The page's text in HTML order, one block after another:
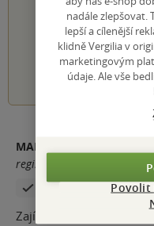
Hodnocení
1 2
MARTA
registrovaný uživatel
Zakoupil produkt
Zajímavé čtení,mám
nadále zlepšovat.
lepší a cílenější
klidně Vergilia v
marketingovým
údaje. Ale vše
Povolit